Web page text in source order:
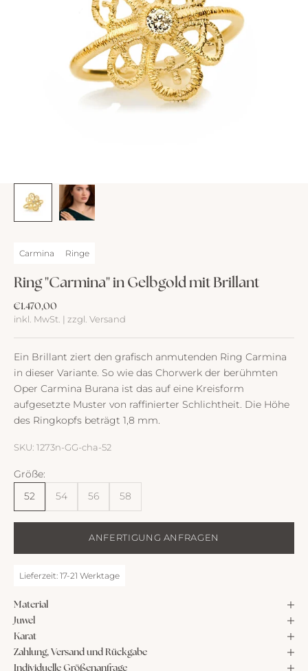
Carmina Ringe
Ring "Carmina" in Gelbgold mit Brillant
Angebot
€1.470,00
inkl. MwSt. | zzgl. Versand
Ein Brillant ziert den grafisch anmutenden Ring Carmina
in dieser Variante. So wie das Chorwerk der berühmten
Oper Carmina Burana ist das auf eine Kreisform
aufgesetzte Muster von raffinierter Schlichtheit. Die Höhe
des Ringkopfs beträgt 1,8 mm.
SKU: 1273n-GG-cha-52
Größe:
52
54 56 58
ANFERTIGUNG ANFRAGEN
Lieferzeit: 17-21 Werktage
Material
Juwel
Karat
Zahlung, Versand und Rückgabe
Individuelle Größenanfrage